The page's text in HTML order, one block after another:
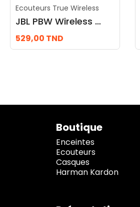
Ecouteurs True Wireless
JBL PBW Wireless Mic
529,00 TND
Boutique
Enceintes
Ecouteurs
Casques
Harman Kardon